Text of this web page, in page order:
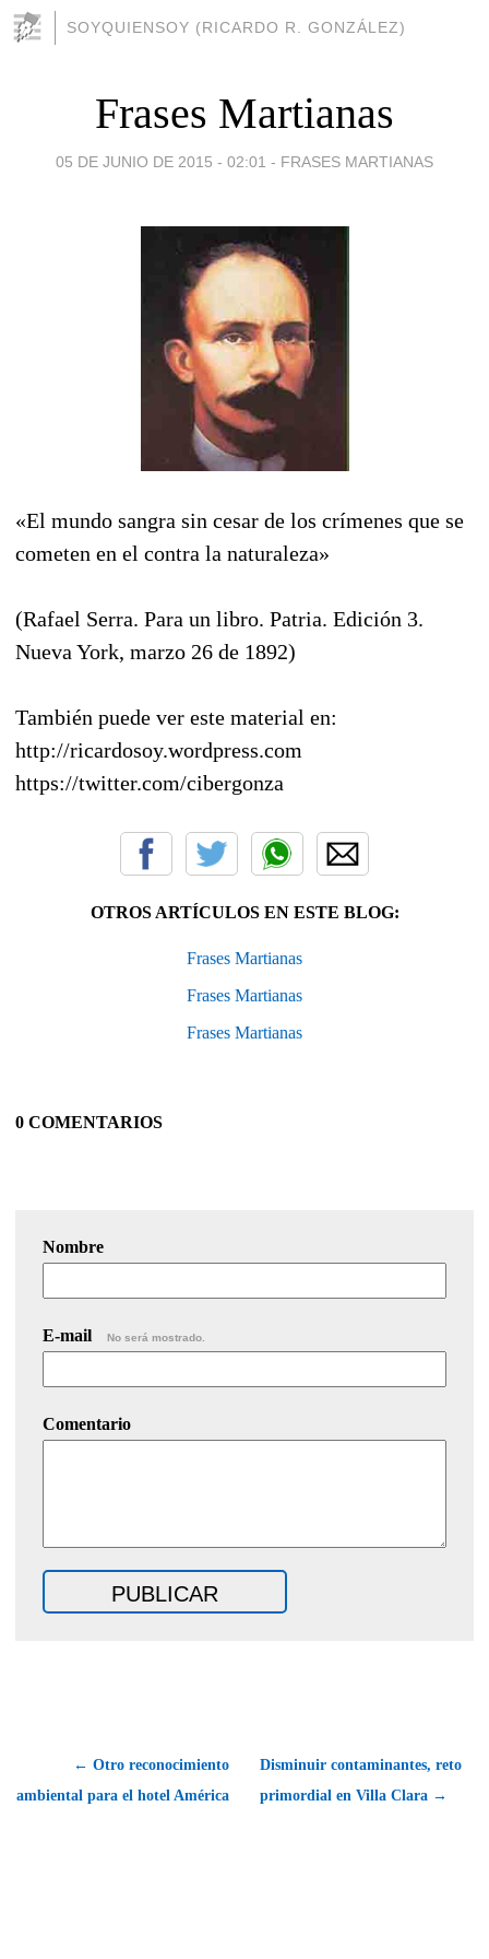
SOYQUIENSOY (RICARDO R. GONZÁLEZ)
Frases Martianas
05 DE JUNIO DE 2015 - 02:01 - FRASES MARTIANAS
«El mundo sangra sin cesar de los crímenes que se
cometen en el contra la naturaleza»
(Rafael Serra. Para un libro. Patria. Edición 3.
Nueva York, marzo 26 de 1892)
También puede ver este material en:
http://ricardosoy.wordpress.com
https://twitter.com/cibergonza
OTROS ARTÍCULOS EN ESTE BLOG:
Frases Martianas
Frases Martianas
Frases Martianas
0 COMENTARIOS
Nombre
E-mail No será mostrado.
Comentario
← Otro reconocimiento
ambiental para el hotel América
Disminuir contaminantes, reto
primordial en Villa Clara →